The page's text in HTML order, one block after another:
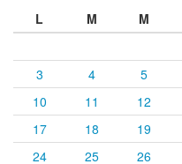
L
M M
3
4 5
10
11 12
17
18 19
24
25 26